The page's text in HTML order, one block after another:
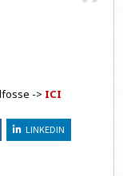
-> ICI
LINKEDIN